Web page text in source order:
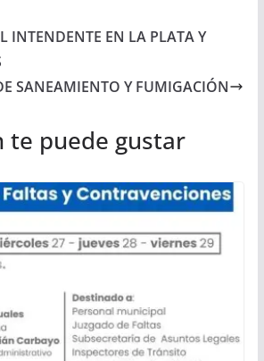
INTENDENTE EN LA PLATA Y
SANEAMIENTO Y FUMIGACIÓN
te puede gustar